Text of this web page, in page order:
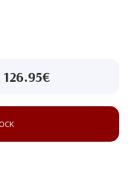
126.95€